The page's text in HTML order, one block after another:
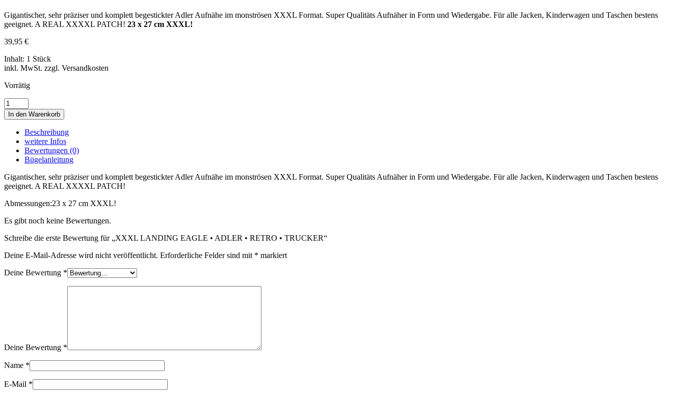
Gigantischer, sehr präziser und komplett begestickter Adler Aufnähe im monströsen XXXL Format. Super Qualitäts Aufnäher in Form und Wiedergabe. Für alle Jacken, Kinderwagen und Taschen bestens
geeignet. A REAL XXXXL PATCH! 23 x 27 cm XXXL!
39,95 €
Inhalt: 1 Stück
inkl. MwSt. zzgl. Versandkosten
Vorrätig
XXXL
LANDING
EAGLE
ADLER
RETRO
TRUCKER
Menge
In den Warenkorb
Beschreibung
weitere Infos
Bewertungen (0)
Bügelanleitung
Gigantischer, sehr präziser und komplett begestickter Adler Aufnähe im monströsen XXXL Format. Super Qualitäts Aufnäher in Form und Wiedergabe. Für alle Jacken, Kinderwagen und Taschen bestens
geeignet. A REAL XXXXL PATCH!
Abmessungen:23 x 27 cm XXXL!
Es gibt noch keine Bewertungen.
Schreibe die erste Bewertung für „XXXL LANDING EAGLE • ADLER • RETRO • TRUCKER“
Deine E-Mail-Adresse wird nicht veröffentlicht. Erforderliche Felder sind mit * markiert
Deine Bewertung *
Deine Bewertung *
Name *
E-Mail *